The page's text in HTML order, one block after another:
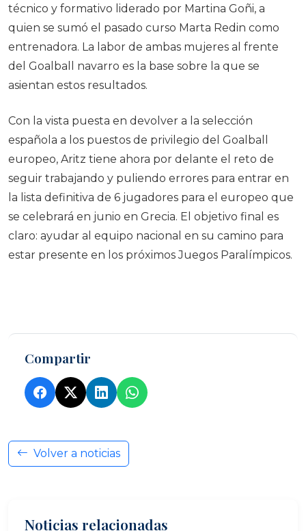
técnico y formativo liderado por Martina Goñi, a
quien se sumó el pasado curso Marta Redin como
entrenadora. La labor de ambas mujeres al frente
del Goalball navarro es la base sobre la que se
asientan estos resultados.
Con la vista puesta en devolver a la selección
española a los puestos de privilegio del Goalball
europeo, Aritz tiene ahora por delante el reto de
seguir trabajando y puliendo errores para entrar en
la lista definitiva de 6 jugadores para el europeo que
se celebrará en junio en Grecia. El objetivo final es
claro: ayudar al equipo nacional en su camino para
estar presente en los próximos Juegos Paralímpicos.
Compartir
Volver a noticias
Noticias relacionadas